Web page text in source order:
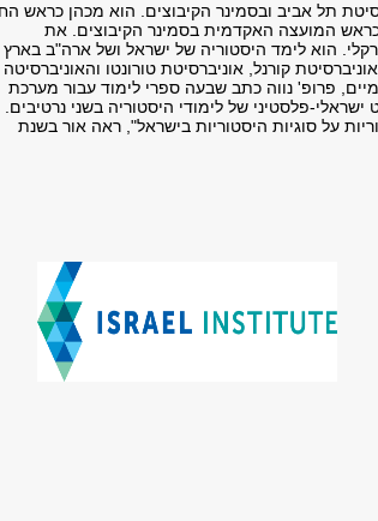
תל אביב ובסמינר הקיבוצים. הוא מכהן כראש
המועצה האקדמית בסמינר הקיבוצים. את
הוא לימד היסטוריה של ישראל ושל ארה"ב בארץ
קורנל, אוניברסיטת טורונטו והאוניברסיטה
פרופ' נווה כתב שבעה ספרי לימוד עבור מערכת
פלסטיני של לימודי היסטוריה בשני נרטיבים.
על סוגיות היסטוריות בישראל", ראה אור בשנת